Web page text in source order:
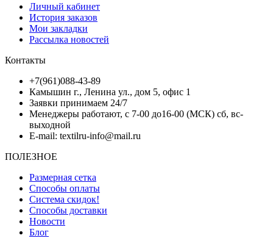
Личный кабинет
История заказов
Мои закладки
Рассылка новостей
Контакты
+7(961)088-43-89
Камышин г., Ленина ул., дом 5, офис 1
Заявки принимаем 24/7
Менеджеры работают, с 7-00 до16-00 (МСК) сб, вс-
выходной
E-mail: textilru-info@mail.ru
ПОЛЕЗНОЕ
Размерная сетка
Способы оплаты
Система скидок!
Способы доставки
Новости
Блог